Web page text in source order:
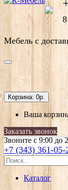
Мебель с
Корзина: 0р.
Ваша
Заказать звонок
Звоните с 9:00 до
+7 (343) 361-05-
Каталог